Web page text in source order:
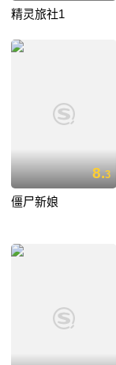
精灵旅社1
8.3
僵尸新娘